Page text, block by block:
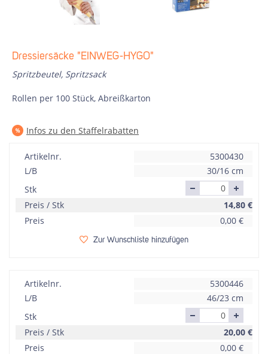
Dressiersäcke "EINWEG-HYGO"
Spritzbeutel, Spritzsack
Rollen per 100 Stück, Abreißkarton
Infos zu den Staffelrabatten
Artikelnr.
5300430
L/B
30/16 cm
Stk
Preis / Stk
14,80 €
Preis
0,00 €
Zur Wunschliste hinzufügen
Artikelnr.
5300446
L/B
46/23 cm
Stk
Preis / Stk
20,00 €
Preis
0,00 €